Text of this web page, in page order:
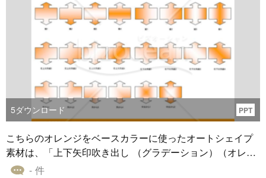
5ダウンロード PPT
こちらのオレンジをベースカラーに使ったオートシェイプ
素材は、「上下矢印吹き出し （グラデーション）（オレン
ジ）」です。 本オートシェイプ素材は、対角線や角、中央
- 件